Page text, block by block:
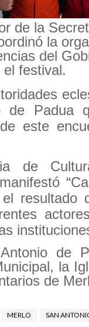
de la
la
del
festival.
Padua
este
de
resultado
de
la
de
MERLO SAN